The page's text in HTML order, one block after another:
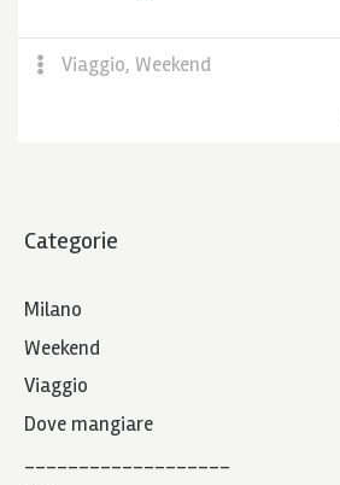
Viaggio, Weekend
Categorie
Milano
Weekend
Viaggio
Dove mangiare
___________________